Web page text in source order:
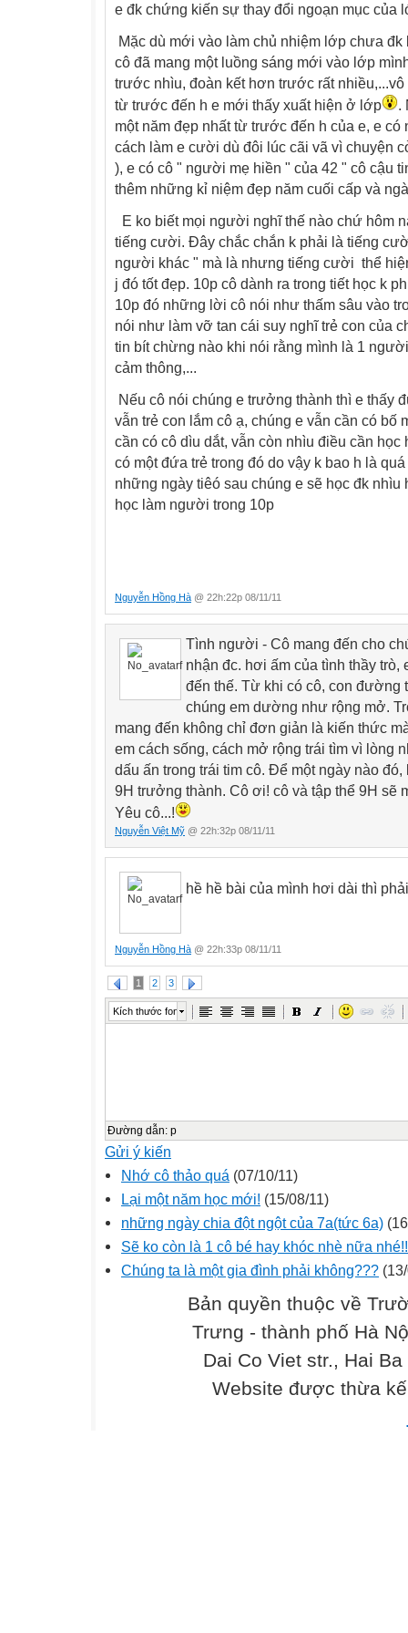
e đk chứng kiến sự thay đổi ngoạn mục của
Mặc dù mới vào làm chủ nhiệm lớp chưa
cô đã mang một luồng sáng mới vào lớp
trước nhìu, đoàn kết hơn trước rất
từ trước đến h e mới thấy xuất hiện ở lớp
.
một năm đẹp nhất từ trước đến h của e, e
cách làm e cười dù đôi lúc cãi vã vì chuyện
), e có cô " người mẹ hiền " của 42 " cô cậu
thêm những kỉ niệm đẹp năm cuối cấp và
E ko biết mọi người nghĩ thế nào chứ hôm
tiếng cười. Đây chắc chắn k phải là tiếng
người khác " mà là nhưng tiếng cười thể
j đó tốt đẹp. 10p cô dành ra trong tiết học k
10p đó những lời cô nói như thấm sâu vào
nói như làm vỡ tan cái suy nghĩ trẻ con của
tin bít chừng nào khi nói rằng mình là 1
cảm thông,...
Nếu cô nói chúng e trưởng thành thì e thấy
vẫn trẻ con lắm cô ạ, chúng e vẫn cần có bố
cần có cô dìu dắt, vẫn còn nhìu điều cần
có một đứa trẻ trong đó do vậy k bao h là
những ngày tiêó sau chúng e sẽ học đk
học làm người trong 10p
Nguyễn Hồng Hà @ 22h:22p 08/11/11
Tình người - Cô mang đến cho
nhận đc. hơi ấm của tình thầy trò,
đến thế. Từ khi có cô, con đường
chúng em dường như rộng mở.
mang đến không chỉ đơn giản là kiến thức
em cách sống, cách mở rộng trái tìm vì lòng
dấu ấn trong trái tim cô. Để một ngày nào
9H trưởng thành. Cô ơi! cô và tập thể 9H sẽ
Yêu cô...!
Nguyễn Việt Mỹ @ 22h:32p 08/11/11
hề hề bài của mình hơi dài thì
Nguyễn Hồng Hà @ 22h:33p 08/11/11
1 2 3
Kích thước font
Đường dẫn: p
Gửi ý kiến
Nhớ cô thảo quá (07/10/11)
Lại một năm học mới! (15/08/11)
những ngày chia đột ngột của 7a(tức 6a)
Sẽ ko còn là 1 cô bé hay khóc nhè nữa
Chúng ta là một gia đình phải không???
Bản quyền thuộc về
Trưng - thành phố Hà
Dai Co Viet str., Hai
Website được thừa